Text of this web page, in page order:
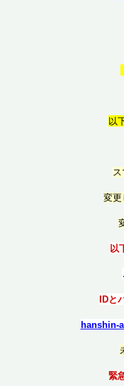
以
変更
以
IDと
hanshin-
緊